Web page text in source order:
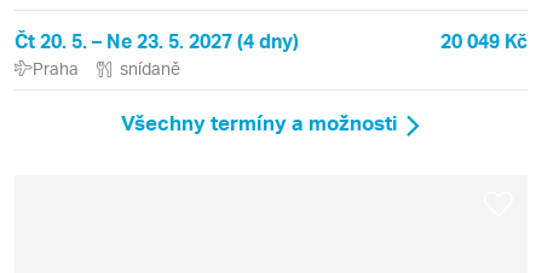
Čt 20. 5. – Ne 23. 5. 2027 (4 dny) 20 049 Kč
Praha snídaně
Všechny termíny a možnosti